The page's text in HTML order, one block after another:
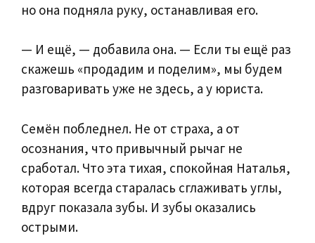
но она подняла руку, останавливая его.
— И ещё, — добавила она. — Если ты ещё раз
скажешь «продадим и поделим», мы будем
разговаривать уже не здесь, а у юриста.
Семён побледнел. Не от страха, а от
осознания, что привычный рычаг не
сработал. Что эта тихая, спокойная Наталья,
которая всегда старалась сглаживать углы,
вдруг показала зубы. И зубы оказались
острыми.